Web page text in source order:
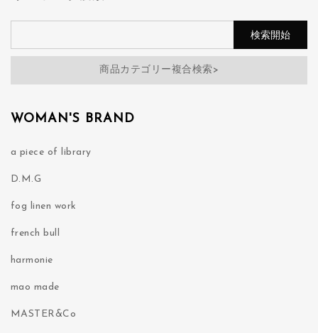
商品カテゴリー複合検索>
WOMAN'S BRAND
a piece of library
D.M.G
fog linen work
french bull
harmonie
mao made
MASTER&Co